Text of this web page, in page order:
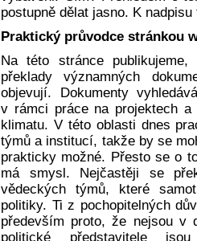
postupně dělat jasno. K
Praktický průvodce stránkou
Na této stránce
překlady významných
objevují. Dokumenty
v rámci práce na projektech a
klimatu. V této oblasti dnes
týmů a institucí, takže by se
prakticky možné. Přesto se o
má smysl. Nejčastěji se
vědeckých týmů, které
politiky. Ti z pochopitelných
především proto, že nejsou v
politické představitele